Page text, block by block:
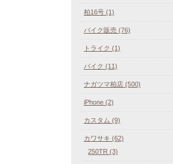
柏16号 (1)
バイク販売 (76)
トライク (1)
バイク (11)
ナガツマ柏店 (500)
iPhone (2)
カスタム (9)
カワサキ (62)
250TR (3)